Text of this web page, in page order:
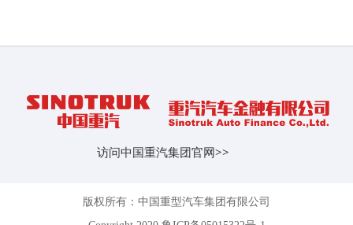
访问中国重汽集团官网>>
版权所有：中国重型汽车集团有限公司